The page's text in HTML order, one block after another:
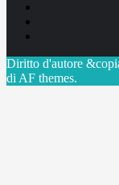
Diritto d'autore
di AF themes.